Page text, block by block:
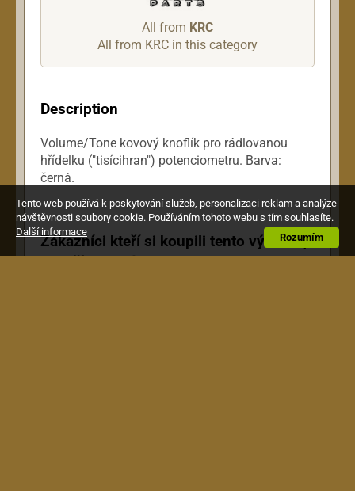
All from KRC
All from KRC in this category
Description
Volume/Tone kovový knoflík pro rádlovanou
hřídelku ("tisícihran") potenciometru. Barva:
černá.
Zákazníci kteří si koupili tento výrobek,
si pořídili také toto:
Tento web používá k poskytování služeb, personalizaci reklam a analýze
návštěvnosti soubory cookie. Používáním tohoto webu s tím souhlasíte.
Rozumím
Další informace